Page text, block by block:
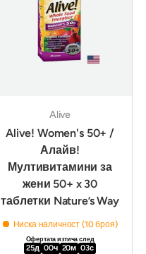
Alive
Alive! Women's 50+ /
Алайв!
Мултивитамини за
жени 50+ x 30
таблетки Nature’s Way
Ниска наличност (10 броя)
Офертата изтича след
25д 00ч 20м 02с